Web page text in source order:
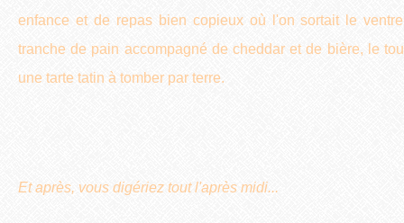
enfance et de repas bien copieux où l'on sortait le
tranche de pain accompagné de cheddar et de bière, le
une tarte tatin à tomber par terre.
Et après, vous digériez tout l'après midi...